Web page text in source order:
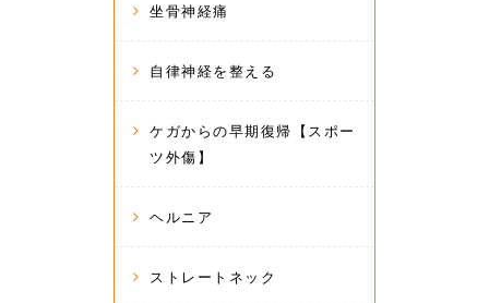
坐骨神経痛
自律神経を整える
ケガからの早期復帰【スポー
ツ外傷】
ヘルニア
ストレートネック